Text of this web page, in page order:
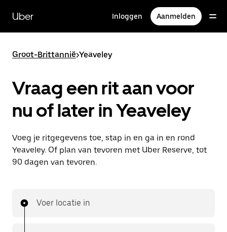
naar
hoofdinhoud
Uber Inloggen Aanmelden
Groot-Brittannië>Yeaveley
Vraag een rit aan voor
nu of later in Yeaveley
Voeg je ritgegevens toe, stap in en ga in en rond
Yeaveley. Of plan van tevoren met Uber Reserve, tot
90 dagen van tevoren.
Voer locatie in